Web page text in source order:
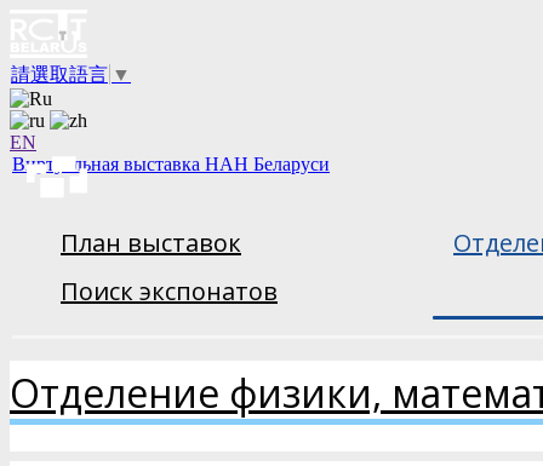
請選取語言 ▼
EN
Виртуальная выставка НАН Беларуси
План выставок
Поиск экспонатов
Отделение физики,